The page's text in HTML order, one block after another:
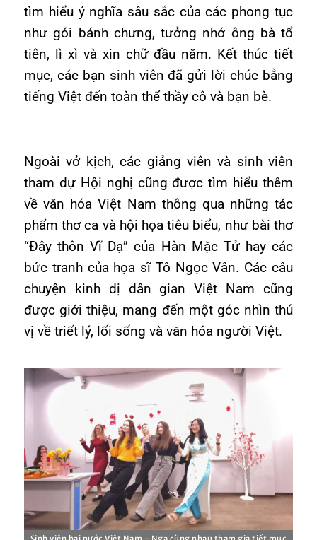
tìm hiểu ý nghĩa sâu sắc của các phong tục
như gói bánh chưng, tưởng nhớ ông bà tổ
tiên, lì xì và xin chữ đầu năm. Kết thúc tiết
mục, các bạn sinh viên đã gửi lời chúc bằng
tiếng Việt đến toàn thể thầy cô và bạn bè.
Ngoài vở kịch, các giảng viên và sinh viên
tham dự Hội nghị cũng được tìm hiểu thêm
về văn hóa Việt Nam thông qua những tác
phẩm thơ ca và hội họa tiêu biểu, như bài thơ
“Đây thôn Vĩ Dạ” của Hàn Mặc Tử hay các
bức tranh của họa sĩ Tô Ngọc Vân. Các câu
chuyện kinh dị dân gian Việt Nam cũng
được giới thiệu, mang đến một góc nhìn thú
vị về triết lý, lối sống và văn hóa người Việt.